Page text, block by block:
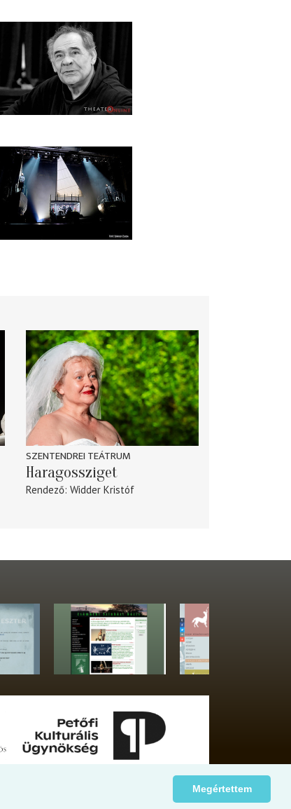
Megértettem
SZENTENDREI TEÁTRUM
Haragossziget
Rendező Widder Kristóf